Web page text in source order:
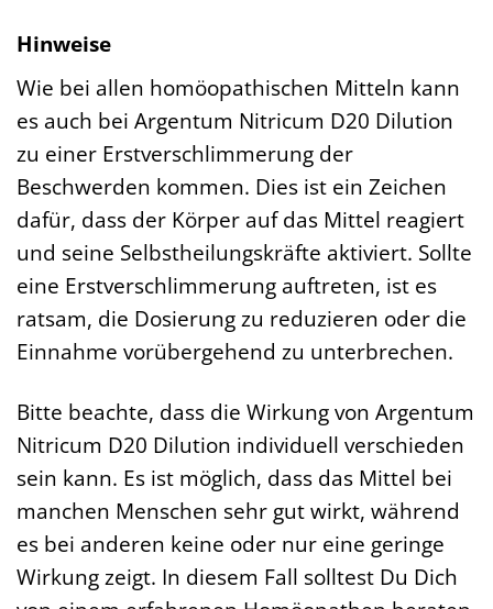
Hinweise
Wie bei allen homöopathischen Mitteln kann
es auch bei Argentum Nitricum D20 Dilution
zu einer Erstverschlimmerung der
Beschwerden kommen. Dies ist ein Zeichen
dafür, dass der Körper auf das Mittel reagiert
und seine Selbstheilungskräfte aktiviert. Sollte
eine Erstverschlimmerung auftreten, ist es
ratsam, die Dosierung zu reduzieren oder die
Einnahme vorübergehend zu unterbrechen.
Bitte beachte, dass die Wirkung von Argentum
Nitricum D20 Dilution individuell verschieden
sein kann. Es ist möglich, dass das Mittel bei
manchen Menschen sehr gut wirkt, während
es bei anderen keine oder nur eine geringe
Wirkung zeigt. In diesem Fall solltest Du Dich